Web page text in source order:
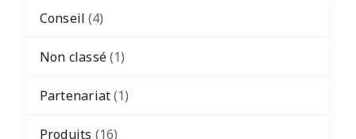
Conseil (4)
Non classé(1)
Partenariat(1)
Produits (16)